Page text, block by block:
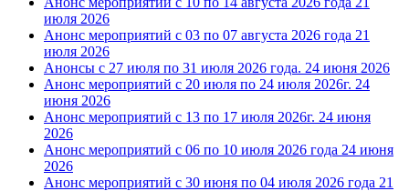
июля 2026
Анонс мероприятий с 03 по 07 августа 2026 года 21
июля 2026
Анонсы с 27 июля по 31 июля 2026 года. 24 июня 2026
Анонс мероприятий с 20 июля по 24 июля 2026г. 24
июня 2026
Анонс мероприятий с 13 по 17 июля 2026г. 24 июня
2026
Анонс мероприятий с 06 по 10 июля 2026 года 24 июня
2026
Анонс мероприятий с 30 июня по 04 июля 2026 года 21